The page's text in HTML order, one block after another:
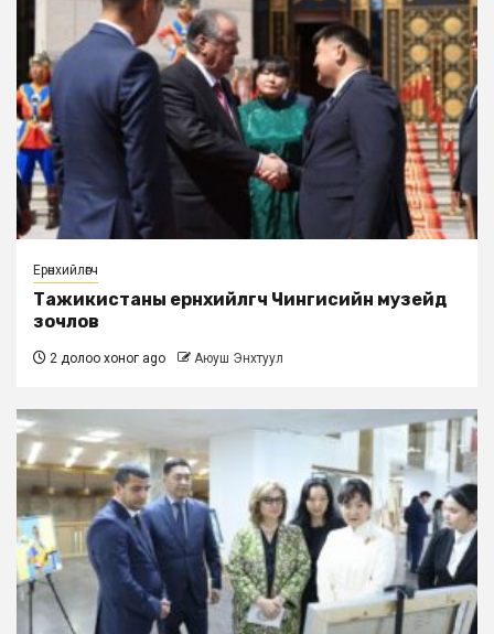
Ерөнхийлөгч
Тажикистаны ерөнхийлөгч Чингисийн музейд
зочлов
2 долоо хоног ago Аюуш Энхтуул